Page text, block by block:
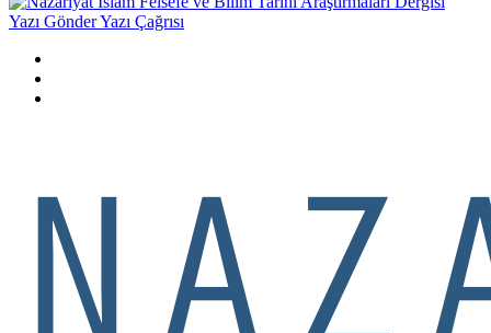
Yazı GönderYazı Çağrısı